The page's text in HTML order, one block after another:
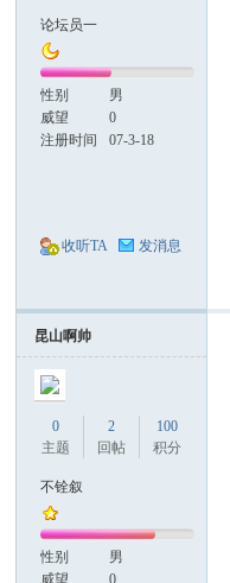
论坛员一
性别
男
威望
0
注册时间
07-3-18
收听TA 发消息
昆山啊帅
0
主题
2
回帖
100
积分
不铨叙
性别
男
威望
0